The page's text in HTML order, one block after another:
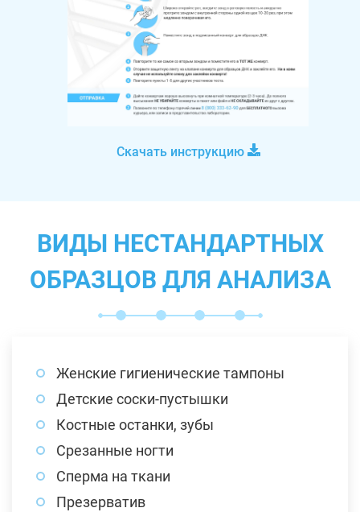
Скачать инструкцию
ВИДЫ НЕСТАНДАРТНЫХ
ОБРАЗЦОВ ДЛЯ АНАЛИЗА
Женские гигиенические тампоны
Детские соски-пустышки
Костные останки, зубы
Срезанные ногти
Сперма на ткани
Презерватив